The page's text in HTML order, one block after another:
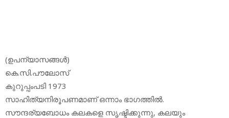
(ഉപന്യാസങ്ങള്‍)
കെ.സി.പൗലോസ്
കുറുപ്പംപടി 1973
സാഹിത്യനിരൂപണമാണ് ഒന്നാം ഭാഗത്തില്‍.
സൗന്ദര്യബോധം കലകളെ സൃഷ്ടിക്കുന്നു, കലയും